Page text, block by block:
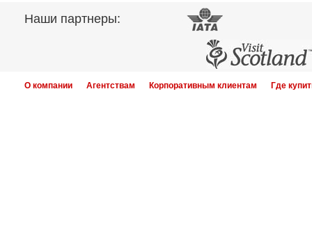
Наши партнеры:
О компании Агентствам Корпоративным клиентам Где